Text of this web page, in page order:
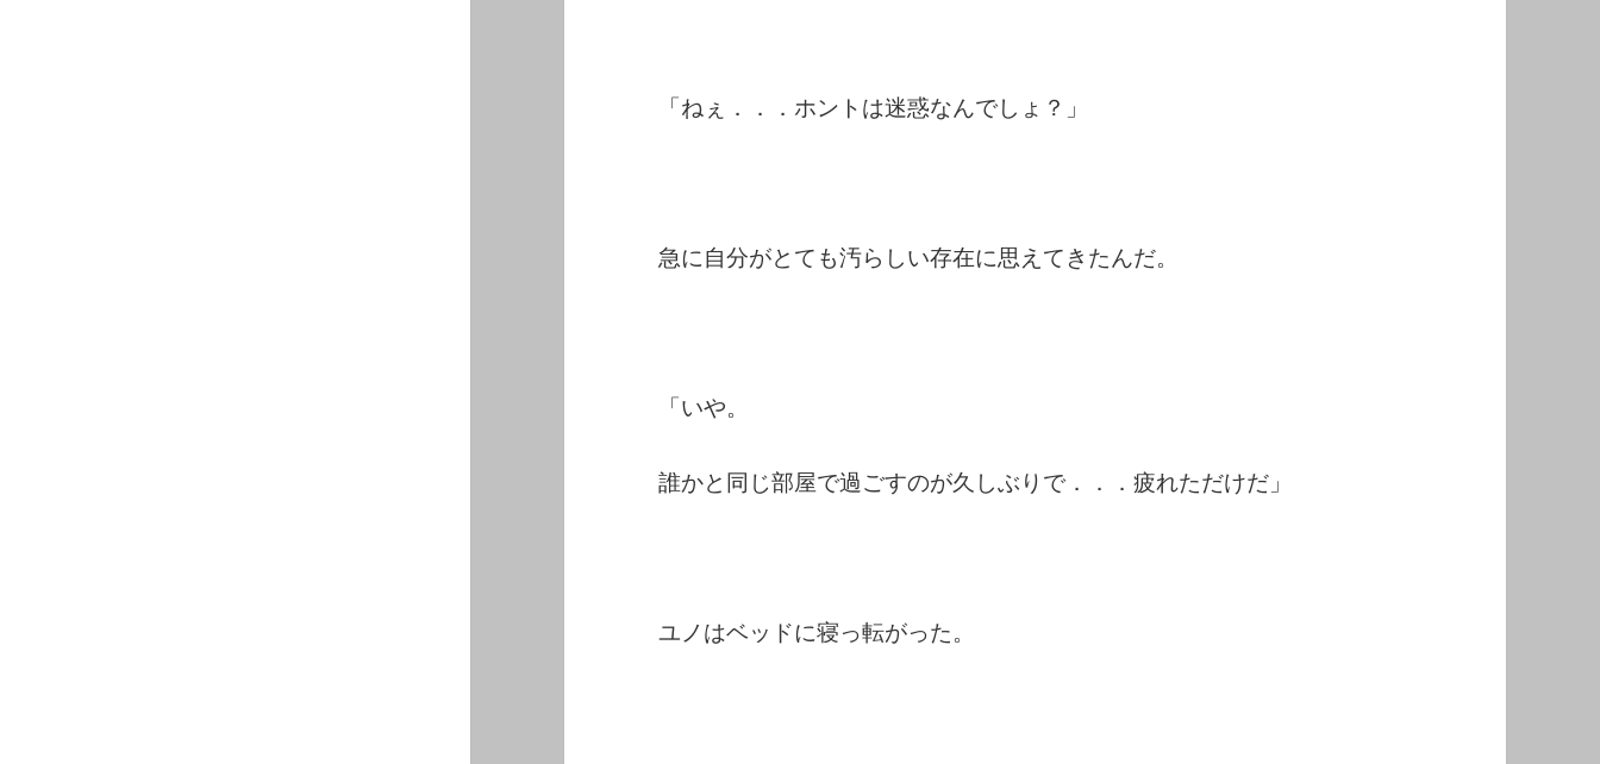
「ねぇ．．．ホントは迷惑なんでしょ？」
急に自分がとても汚らしい存在に思えてきたんだ。
「いや。
誰かと同じ部屋で過ごすのが久しぶりで．．．疲れただけだ」
ユノはベッドに寝っ転がった。